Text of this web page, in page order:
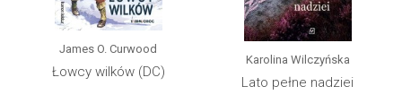
James O. Curwood
Łowcy wilków (DC)
Karolina Wilczyńska
Lato pełne nadziei